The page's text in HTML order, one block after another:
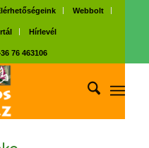
Webbolt
Hírlevél
76 463106